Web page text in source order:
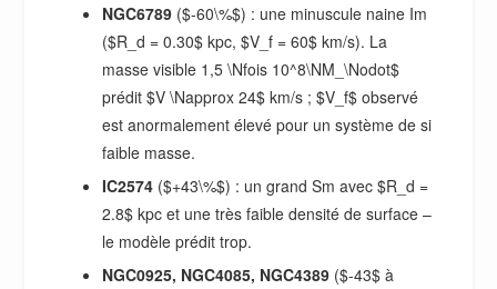
NGC6789 ($-60\%$) : une minuscule naine Im
($R_d = 0.30$ kpc, $V_f = 60$ km/s). La
masse visible 1,5 \Nfois 10^8\NM_\Nodot$
prédit $V \Napprox 24$ km/s ; $V_f$ observé
est anormalement élevé pour un système de si
faible masse.
IC2574 ($+43\%$) : un grand Sm avec $R_d =
2.8$ kpc et une très faible densité de surface –
le modèle prédit trop.
NGC0925, NGC4085, NGC4389 ($-43$ à